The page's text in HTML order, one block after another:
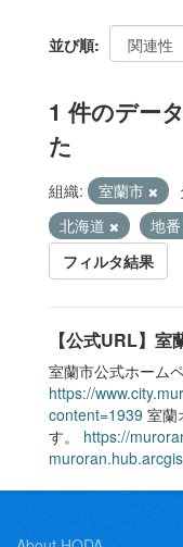
並び順
1 件のデー
た
組織: 室蘭市
北海道
地番
フィルタ結果
【公式URL】
室蘭市公式ホーム
https://
content=1939 室蘭
す。 https://